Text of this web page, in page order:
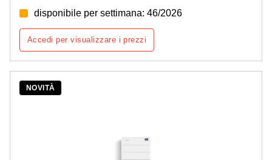
disponibile per settimana: 46/2026
Accedi per visualizzare i prezzi
NOVITÀ